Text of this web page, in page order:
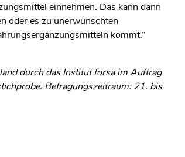
einnehmen. Das kann dann
oder es zu unerwünschten
kommt.“
durch das Institut forsa im Auftrag
Befragungszeitraum: 21. bis